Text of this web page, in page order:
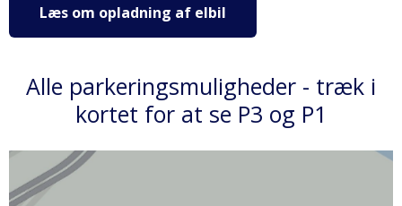
Læs om opladning af elbil
Alle parkeringsmuligheder - træk i
kortet for at se P3 og P1